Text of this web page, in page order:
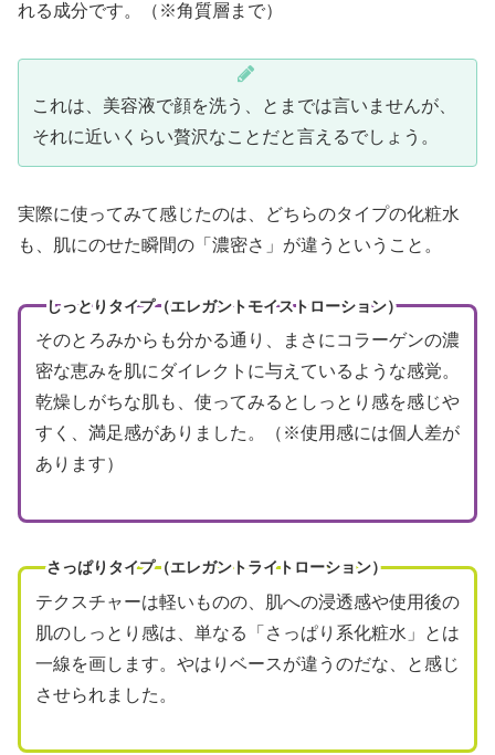
れる成分です。（※角質層まで）
これは、美容液で顔を洗う、とまでは言いませんが、
それに近いくらい贅沢なことだと言えるでしょう。
実際に使ってみて感じたのは、どちらのタイプの化粧水
も、肌にのせた瞬間の「濃密さ」が違うということ。
しっとりタイプ（エレガントモイストローション）
そのとろみからも分かる通り、まさにコラーゲンの濃
密な恵みを肌にダイレクトに与えているような感覚。
乾燥しがちな肌も、使ってみるとしっとり感を感じや
すく、満足感がありました。（※使用感には個人差が
あります）
さっぱりタイプ（エレガントライトローション）
テクスチャーは軽いものの、肌への浸透感や使用後の
肌のしっとり感は、単なる「さっぱり系化粧水」とは
一線を画します。やはりベースが違うのだな、と感じ
させられました。